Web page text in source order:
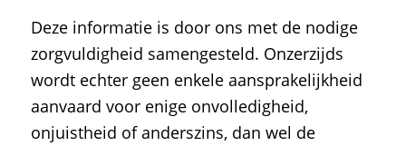
Deze informatie is door ons met de nodige
zorgvuldigheid samengesteld. Onzerzijds
wordt echter geen enkele aansprakelijkheid
aanvaard voor enige onvolledigheid,
onjuistheid of anderszins, dan wel de